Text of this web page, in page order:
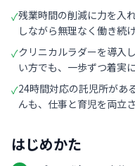
✓残業時間の削減に力を入
しながら無理なく働き続
✓クリニカルラダーを導入
い方でも、一歩ずつ着実
✓24時間対応の託児所があ
んも、仕事と育児を両立
はじめかた